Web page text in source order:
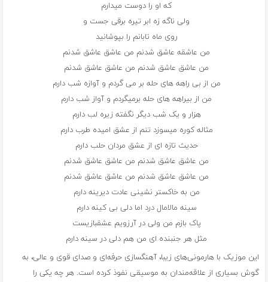
که او را دوست میدارم
ولی ناگه زه ابر تیره برقی جست و
روی ماه تابانم را بپوشانید
من عاشقه عاشق شدنم من عاشق عاشق شدنم
من عاشق عاشق شدنم من عاشق عاشق شدنم
من از بی راهه های حله بر می گردم و آوازه شب دارم
من از بیراهه های حله برمیگردم و آواز شب دارم
هزار و یک شب دیگر نگفته زیره لب دارم
مثاله کوره میسوزد تنم از عشق امیده طرب دارم
حدیث تازه ای از عشق مردان حلب دارم
من عاشق عاشق شدنم من عاشق عاشق شدنم
من عاشق عاشق شدنم من عاشق عاشق شدنم
من به خاکستر نشینی عادت دیرینه دارم
سینه مالامال درد اما دلی بی کینه دارم
پاک بازم من ولی در آرزویم عشقبازیست
مثل هر جنبنده ای من هم دلی در سینه دارم
این موزیک با هارمونی‌های زیبا، آهنگسازی حرفه‌ای و صدای قوی و عالی، به
گوش بسیاری از علاقه‌مندان به موسیقی نفوذ کرده است. هر چه یکی را